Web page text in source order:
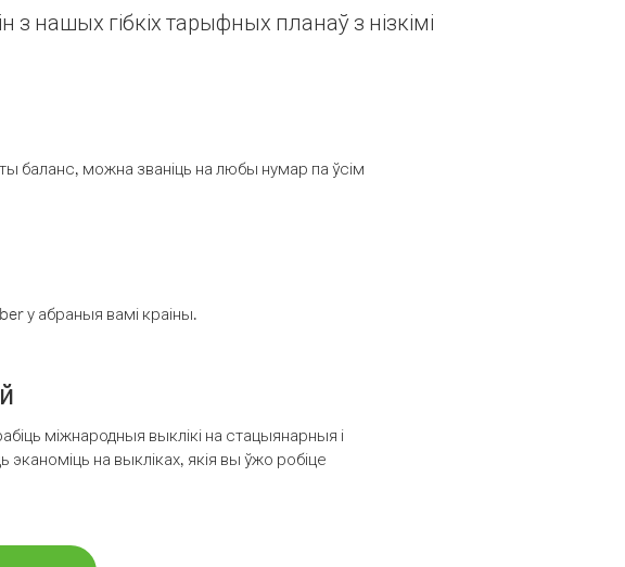
нашых гібкіх тарыфных планаў з нізкімі
баланс, можна званіць на любы нумар па ўсім
у абраныя вамі краіны.
міжнародныя выклікі на стацыянарныя і
на выкліках, якія вы ўжо робіце